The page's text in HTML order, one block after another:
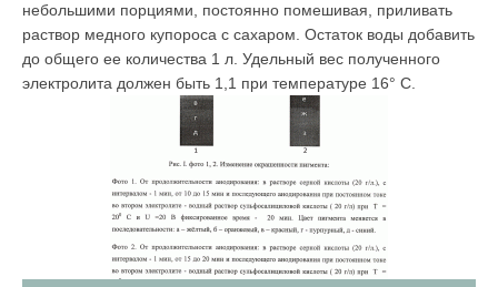
небольшими порциями, постоянно помешивая, приливать
раствор медного купороса с сахаром. Остаток воды добавить
до общего ее количества 1 л. Удельный вес полученного
электролита должен быть 1,1 при температуре 16° С.